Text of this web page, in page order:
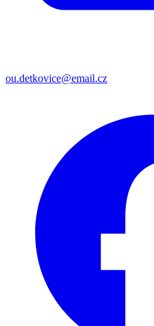
ou.detkovice@email.cz